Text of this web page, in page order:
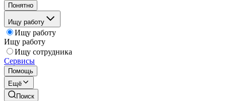
Понятно
Ищу работу
Ищу работу
Ищу работу
Ищу сотрудника
Сервисы
Помощь
Ещё
Поиск